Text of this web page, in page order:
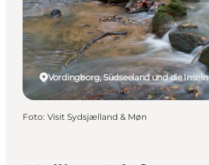
Unterkunft
Reise planen
Vordingborg, Südseeland und die Inseln
Foto: Visit Sydsjælland & Møn